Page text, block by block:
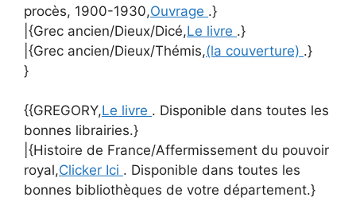
procès, 1900-1930,Ouvrage .}
|{Grec ancien/Dieux/Dicé,Le livre .}
|{Grec ancien/Dieux/Thémis,(la couverture) .}
}
{{GREGORY,Le livre . Disponible dans toutes les
bonnes librairies.}
|{Histoire de France/Affermissement du pouvoir
royal,Clicker Ici . Disponible dans toutes les
bonnes bibliothèques de votre département.}